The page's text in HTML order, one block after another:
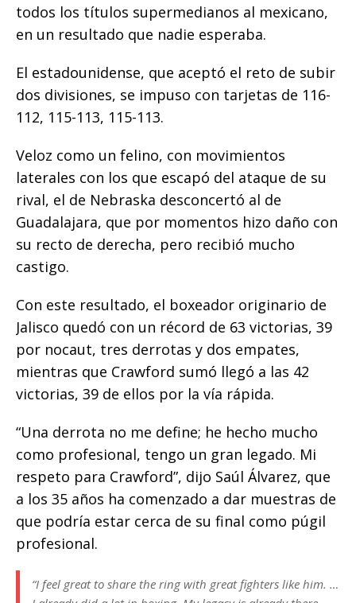
todos los títulos supermedianos al mexicano,
en un resultado que nadie esperaba.
El estadounidense, que aceptó el reto de subir
dos divisiones, se impuso con tarjetas de 116-
112, 115-113, 115-113.
Veloz como un felino, con movimientos
laterales con los que escapó del ataque de su
rival, el de Nebraska desconcertó al de
Guadalajara, que por momentos hizo daño con
su recto de derecha, pero recibió mucho
castigo.
Con este resultado, el boxeador originario de
Jalisco quedó con un récord de 63 victorias, 39
por nocaut, tres derrotas y dos empates,
mientras que Crawford sumó llegó a las 42
victorias, 39 de ellos por la vía rápida.
“Una derrota no me define; he hecho mucho
como profesional, tengo un gran legado. Mi
respeto para Crawford”, dijo Saúl Álvarez, que
a los 35 años ha comenzado a dar muestras de
que podría estar cerca de su final como púgil
profesional.
“I feel great to share the ring with great fighters like him. …